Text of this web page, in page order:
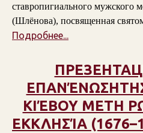
ставропигиального мужского
(Шлёнова), посвященная
Подробнее...
ΚΙΈΒΟΥ ΜΕΤΗ
ΕΚΚΛΗΣΊΑ